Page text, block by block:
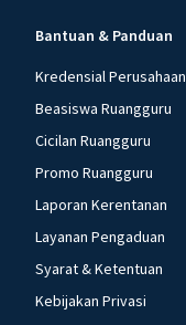
Bantuan & Panduan
Kredensial Perusahaan
Beasiswa Ruangguru
Cicilan Ruangguru
Promo Ruangguru
Laporan Kerentanan
Layanan Pengaduan
Syarat & Ketentuan
Kebijakan Privasi